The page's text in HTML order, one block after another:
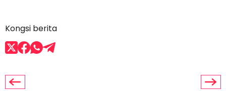
Kongsi berita